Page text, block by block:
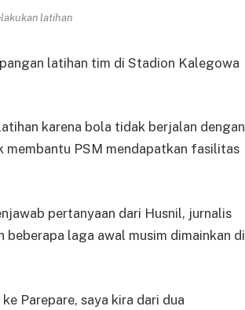
latihan
latihan tim di Stadion Kalegowa
karena bola tidak berjalan dengan
membantu PSM mendapatkan fasilitas
pertanyaan dari Husnil, jurnalis
laga awal musim dimainkan di
Parepare, saya kira dari dua